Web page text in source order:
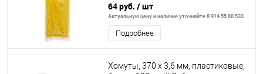
64 руб. / шт
Актуальную цену и наличие уточняйте 8 914 55 80 533
Подробнее
Хомуты, 370 х 3,6 мм, пластиковые,